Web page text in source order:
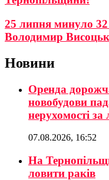
25 липня минуло
Володимир
Новини
Оренда
новобудови
нерухомості за
07.08.2026, 16:52
На
ловити раків